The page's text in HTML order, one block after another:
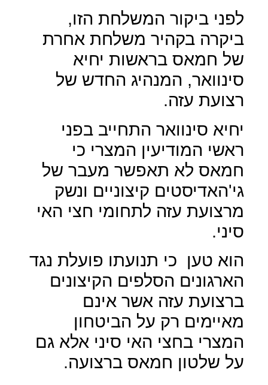
לפני ביקור המשלחת הזו,
ביקרה בקהיר משלחת אחרת
של חמאס בראשות יחיא
סינוואר, המנהיג החדש של
רצועת עזה.
יחיא סינוואר התחייב בפני
ראשי המודיעין המצרי כי
חמאס לא תאפשר מעבר של
גי'האדיסטים קיצוניים ונשק
מרצועת עזה לתחומי חצי האי
סיני.
הוא טען כי תנועתו פועלת נגד
הארגונים הסלפים הקיצונים
ברצועת עזה אשר אינם
מאיימים רק על הביטחון
המצרי בחצי האי סיני אלא גם
על שלטון חמאס ברצועה.